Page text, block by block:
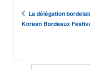
La délégation
Korean Bordeaux